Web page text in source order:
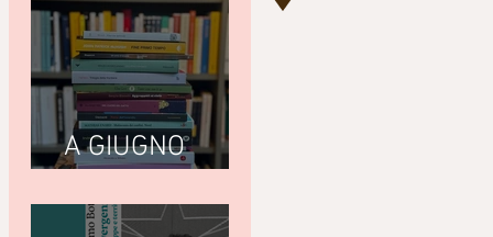
A GIUGNO